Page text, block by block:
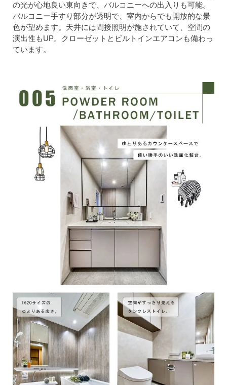
の光が心地良い東向きで、バルコニーへの出入りも可能。
バルコニー手すり部分が透明で、室内からでも開放的な景
色が望めます。天井には間接照明が施されていて、空間の
演出性もUP。クローゼットとビルトインエアコンも備わっ
ています。